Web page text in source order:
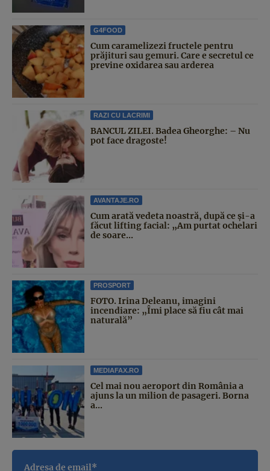
G4FOOD
Cum caramelizezi fructele pentru
prăjituri sau gemuri. Care e secretul ce
previne oxidarea sau arderea
RAZI CU LACRIMI
BANCUL ZILEI. Badea Gheorghe: – Nu
pot face dragoste!
AVANTAJE.RO
Cum arată vedeta noastră, după ce și-a
făcut lifting facial: „Am purtat ochelari
de soare...
PROSPORT
FOTO. Irina Deleanu, imagini
incendiare: „Îmi place să fiu cât mai
naturală”
MEDIAFAX.RO
Cel mai nou aeroport din România a
ajuns la un milion de pasageri. Borna
a...
Adresa de email*